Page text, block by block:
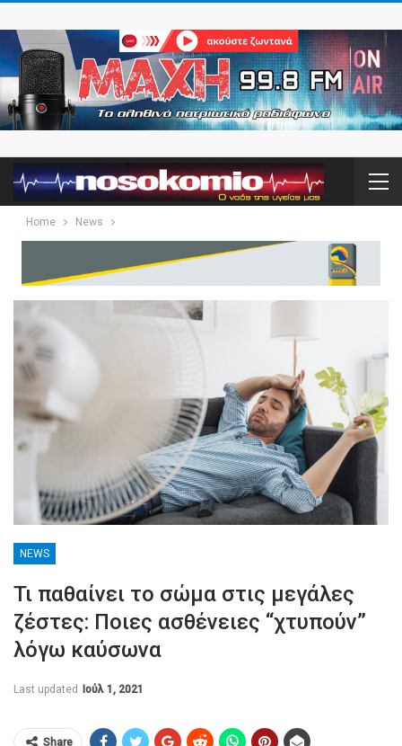
Home News
NEWS
Τι παθαίνει το σώμα στις μεγάλες
ζέστες: Ποιες ασθένειες “χτυπούν”
λόγω καύσωνα
Last updated Ιούλ 1, 2021
Share